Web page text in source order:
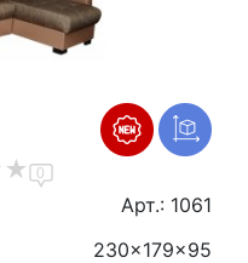
0
Арт.: 1061
230x179x95